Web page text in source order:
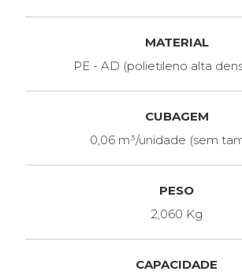
MATERIAL
PE - AD (polietileno alta
CUBAGEM
0,06 m³/unidade (sem
PESO
2,060 Kg
CAPACIDADE